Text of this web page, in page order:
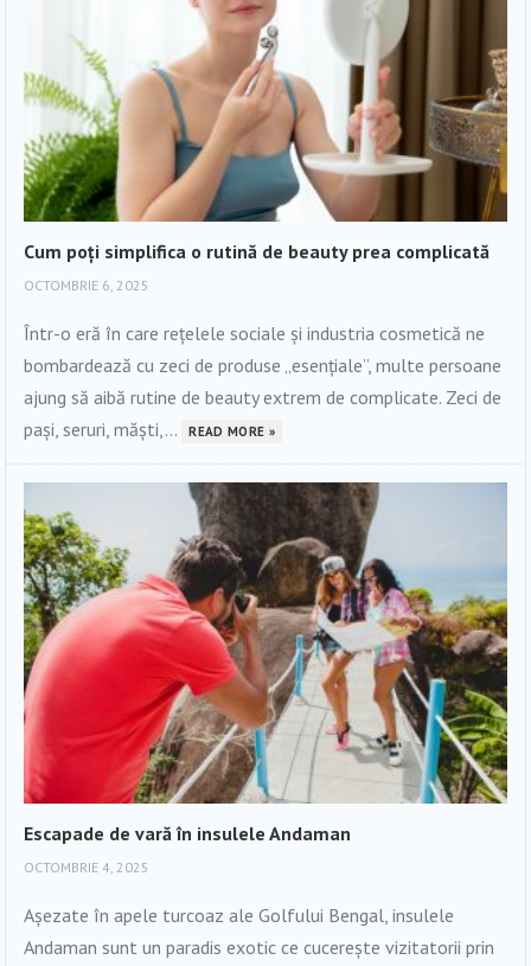
Cum poți simplifica o rutină de beauty prea complicată
OCTOMBRIE 6, 2025
Într-o eră în care rețelele sociale și industria cosmetică ne
bombardează cu zeci de produse „esențiale”, multe persoane
ajung să aibă rutine de beauty extrem de complicate. Zeci de
pași, seruri, măști,...
READ MORE »
Escapade de vară în insulele Andaman
OCTOMBRIE 4, 2025
Așezate în apele turcoaz ale Golfului Bengal, insulele
Andaman sunt un paradis exotic ce cucerește vizitatorii prin